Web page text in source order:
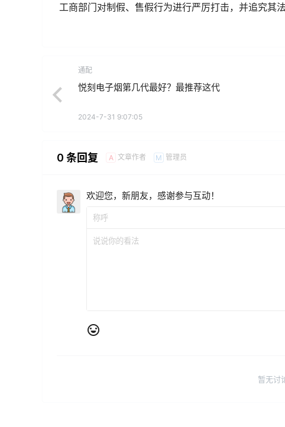
工商部门对制假、售假行为进行严厉打击，并追究其法
通配
悦刻电子烟第几代最好？最推荐这代
2024-7-31 9:07:05
0 条回复 A 文章作者 M 管理员
欢迎您，新朋友，感谢参与互动！
暂无讨